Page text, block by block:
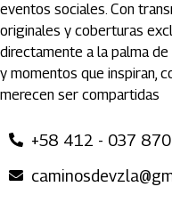
eventos sociales. Con
originales y coberturas
directamente a la palma
y momentos que inspiran,
merecen ser compartidas
+58 412 - 037